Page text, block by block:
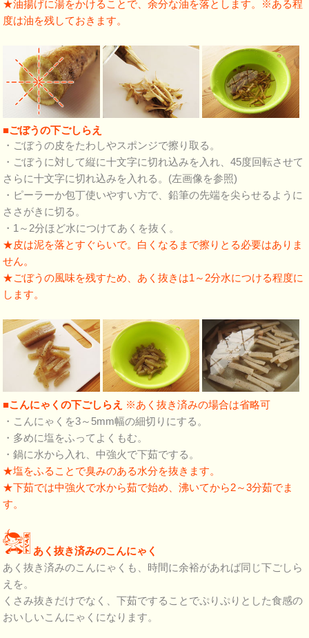
★油揚げに湯をかけることで、余分な油を落とします。※ある程
度は油を残しておきます。
■ごぼうの下ごしらえ
・ごぼうの皮をたわしやスポンジで擦り取る。
・ごぼうに対して縦に十文字に切れ込みを入れ、45度回転させて
さらに十文字に切れ込みを入れる。(左画像を参照)
・ピーラーか包丁使いやすい方で、鉛筆の先端を尖らせるように
ささがきに切る。
・1～2分ほど水につけてあくを抜く。
★皮は泥を落とすぐらいで。白くなるまで擦りとる必要はありま
せん。
★ごぼうの風味を残すため、あく抜きは1～2分水につける程度に
します。
■こんにゃくの下ごしらえ ※あく抜き済みの場合は省略可
・こんにゃくを3～5mm幅の細切りにする。
・多めに塩をふってよくもむ。
・鍋に水から入れ、中強火で下茹でする。
★塩をふることで臭みのある水分を抜きます。
★下茹では中強火で水から茹で始め、沸いてから2～3分茹でま
す。
あく抜き済みのこんにゃく
あく抜き済みのこんにゃくも、時間に余裕があれば同じ下ごしら
えを。
くさみ抜きだけでなく、下茹ですることでぷりぷりとした食感の
おいしいこんにゃくになります。